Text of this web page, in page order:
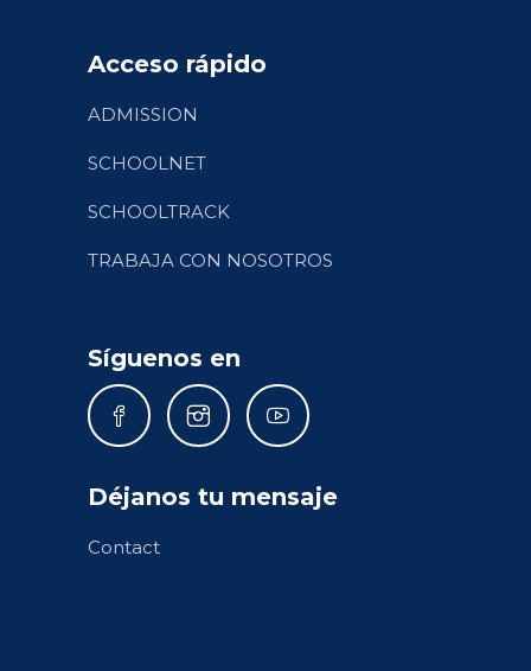
Acceso rápido
ADMISSION
SCHOOLNET
SCHOOLTRACK
TRABAJA CON NOSOTROS
Síguenos en
Déjanos tu mensaje
Contact